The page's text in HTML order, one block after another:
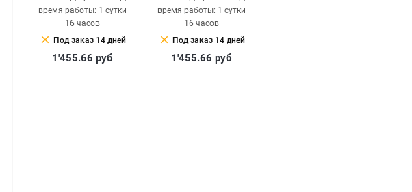
время работы: 1 сутки
16 часов
clear Под заказ 14 дней
1'455.66руб
время работы: 1 сутки
16 часов
clear Под заказ 14 дней
1'455.66руб